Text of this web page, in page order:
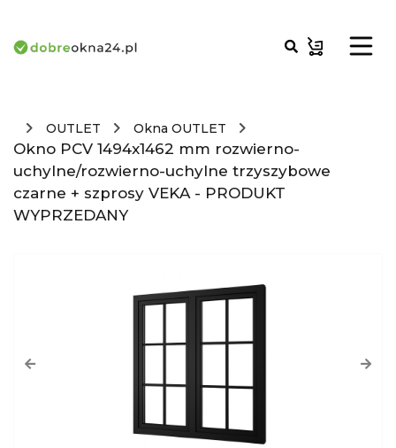
OUTLET Okna OUTLET
Okno PCV 1494x1462 mm rozwierno-
uchylne/rozwierno-uchylne trzyszybowe
czarne + szprosy VEKA - PRODUKT
WYPRZEDANY